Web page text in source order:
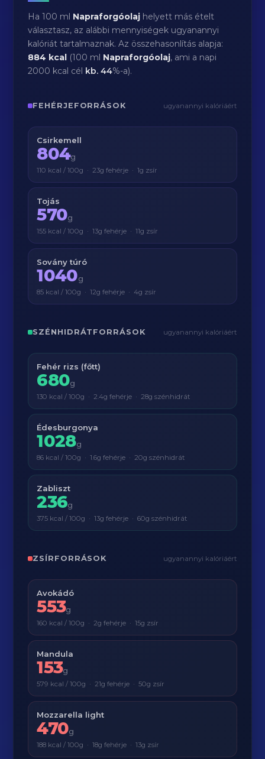
Ha 100 ml Napraforgóolaj helyett más ételt
választasz, az alábbi mennyiségek ugyanannyi
kalóriát tartalmaznak. Az összehasonlítás alapja:
884 kcal (100 ml Napraforgóolaj, ami a napi
2000 kcal cél kb.44%-a).
FEHÉRJEFORRÁSOK ugyanannyi kalóriáért
Csirkemell
804g
110 kcal / 100g · 23g fehérje · 1g zsír
Tojás
570g
155 kcal / 100g · 13g fehérje · 11g zsír
Sovány túró
1040g
85 kcal / 100g · 12g fehérje · 4g zsír
SZÉNHIDRÁTFORRÁSOK ugyanannyi kalóriáért
Fehér rizs (főtt)
680g
130 kcal / 100g · 2.4g fehérje · 28g szénhidrát
Édesburgonya
1028g
86 kcal / 100g · 1.6g fehérje · 20g szénhidrát
Zabliszt
236g
375 kcal / 100g · 13g fehérje · 60g szénhidrát
ZSÍRFORRÁSOK ugyanannyi kalóriáért
Avokádó
553g
160 kcal / 100g · 2g fehérje · 15g zsír
Mandula
153g
579 kcal / 100g · 21g fehérje · 50g zsír
Mozzarella light
470g
188 kcal / 100g · 18g fehérje · 13g zsír